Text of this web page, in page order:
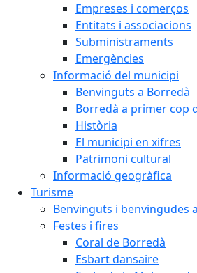
Empreses i comerços
Entitats i associacions
Subministraments
Emergències
Informació del municipi
Benvinguts a Borredà
Borredà a primer cop
Història
El municipi en xifres
Patrimoni cultural
Informació geogràfica
Turisme
Benvinguts i benvingudes
Festes i fires
Coral de Borredà
Esbart dansaire